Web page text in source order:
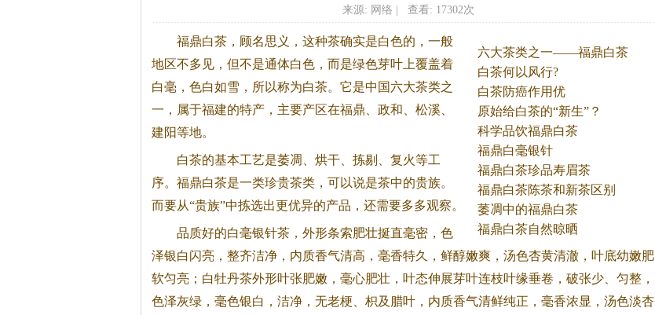
来源: 网络 | 查看: 17302次
六大茶类之一——福鼎白茶
白茶何以风行?
白茶防癌作用优
原始给白茶的“新生”？
科学品饮福鼎白茶
福鼎白毫银针
福鼎白茶珍品寿眉茶
福鼎白茶陈茶和新茶区别
萎凋中的福鼎白茶
福鼎白茶自然晾晒
福鼎白茶 ，顾名思义，这种茶确实是白色的，一般
地区不多见，但不是通体白色，而是绿色芽叶上覆盖着
白毫，色白如雪，所以称为白茶。 它是中国六大茶类之
一，属于福建的特产，主要产区在福鼎、政和、松溪、
建阳等地。
白茶的基本工艺是萎凋、烘干、拣剔、复火等工
序。福鼎白茶是一类珍贵茶类，可以说是茶中的贵族。
而要从“贵族”中拣选出更优异的产品，还需要多多观察。
品质好的白毫银针茶，外形条索肥壮挻直毫密，色
泽银白闪亮，整齐洁净，内质香气清高，毫香特久，鲜醇嫩爽，汤色杏黄清澈，叶底幼嫩肥
软匀亮；白牡丹茶外形叶张肥嫩，毫心肥壮，叶态伸展芽叶连枝叶缘垂卷，破张少、匀整，
色泽灰绿，毫色银白，洁净，无老梗、枳及腊叶，内质香气清鲜纯正，毫香浓显，汤色淡杏